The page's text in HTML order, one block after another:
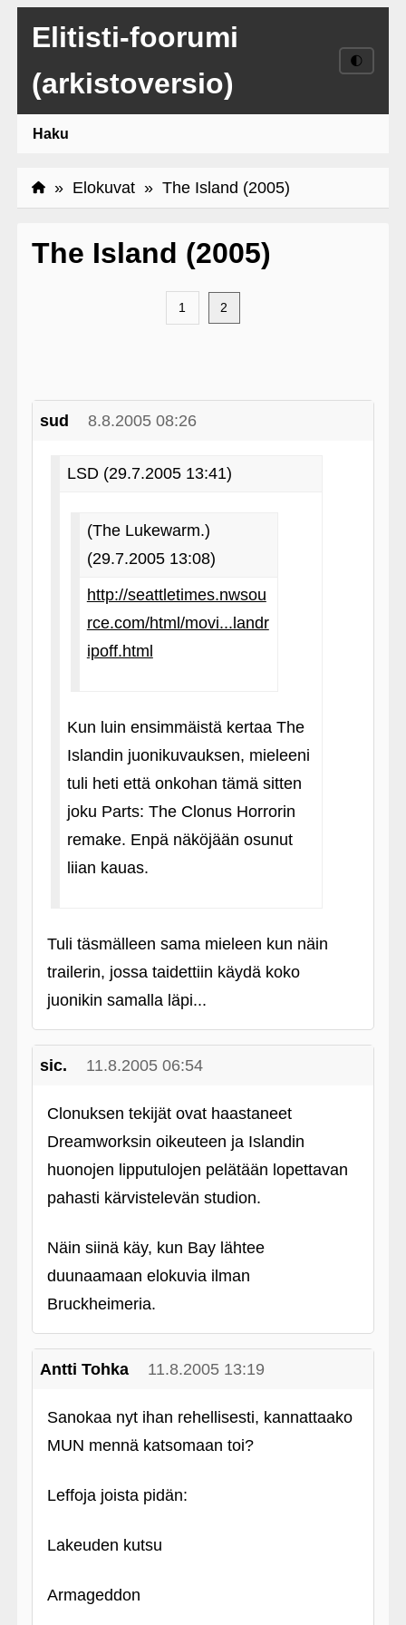
Elitisti-foorumi
(arkistoversio)
🌓
Haku
» Elokuvat» The Island (2005)
The Island (2005)
1 2
sud 8.8.2005 08:26
LSD (29.7.2005 13:41)
(The Lukewarm.)
(29.7.2005 13:08)
http://seattletimes.nwsou
rce.com/html/movi...landr
ipoff.html
Kun luin ensimmäistä kertaa The
Islandin juonikuvauksen, mieleeni
tuli heti että onkohan tämä sitten
joku Parts: The Clonus Horrorin
remake. Enpä näköjään osunut
liian kauas.
Tuli täsmälleen sama mieleen kun näin
trailerin, jossa taidettiin käydä koko
juonikin samalla läpi...
sic. 11.8.2005 06:54
Clonuksen tekijät ovat haastaneet
Dreamworksin oikeuteen ja Islandin
huonojen lipputulojen pelätään lopettavan
pahasti kärvistelevän studion.
Näin siinä käy, kun Bay lähtee
duunaamaan elokuvia ilman
Bruckheimeria.
Antti Tohka 11.8.2005 13:19
Sanokaa nyt ihan rehellisesti, kannattaako
MUN mennä katsomaan toi?
Leffoja joista pidän:
Lakeuden kutsu
Armageddon